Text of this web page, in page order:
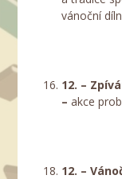
vánoční
12. –
–akce
12. –